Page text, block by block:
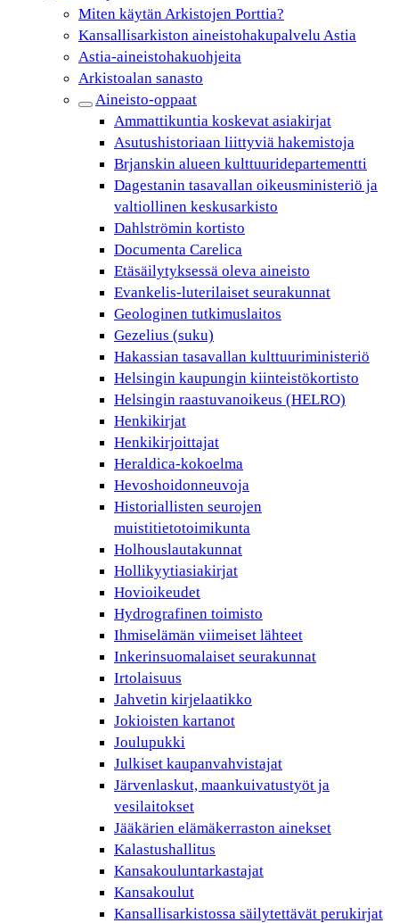
Miten käytän Arkistojen Porttia?
Kansallisarkiston aineistohakupalvelu Astia
Astia-aineistohakuohjeita
Arkistoalan sanasto
Aineisto-oppaat
Ammattikuntia koskevat asiakirjat
Asutushistoriaan liittyviä hakemistoja
Brjanskin alueen kulttuuridepartementti
Dagestanin tasavallan oikeusministeriö ja
valtiollinen keskusarkisto
Dahlströmin kortisto
Documenta Carelica
Etäsäilytyksessä oleva aineisto
Evankelis-luterilaiset seurakunnat
Geologinen tutkimuslaitos
Gezelius (suku)
Hakassian tasavallan kulttuuriministeriö
Helsingin kaupungin kiinteistökortisto
Helsingin raastuvanoikeus (HELRO)
Henkikirjat
Henkikirjoittajat
Heraldica-kokoelma
Hevoshoidonneuvoja
Historiallisten seurojen
muistitietotoimikunta
Holhouslautakunnat
Hollikyytiasiakirjat
Hovioikeudet
Hydrografinen toimisto
Ihmiselämän viimeiset lähteet
Inkerinsuomalaiset seurakunnat
Irtolaisuus
Jahvetin kirjelaatikko
Jokioisten kartanot
Joulupukki
Julkiset kaupanvahvistajat
Järvenlaskut, maankuivatustyöt ja
vesilaitokset
Jääkärien elämäkerraston ainekset
Kalastushallitus
Kansakouluntarkastajat
Kansakoulut
Kansallisarkistossa säilytettävät perukirjat